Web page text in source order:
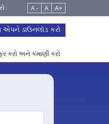
A - A A+
એપને ડાઉનલૉડ કરો
કરો અને કમાણી કરો